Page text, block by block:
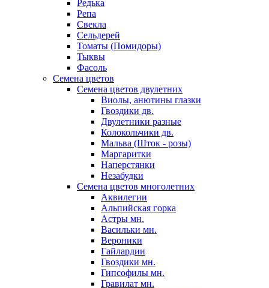
Редька
Репа
Свекла
Сельдерей
Томаты (Помидоры)
Тыквы
Фасоль
Семена цветов
Семена цветов двулетних
Виолы, анютины глазки
Гвоздики дв.
Двулетники разные
Колокольчики дв.
Мальва (Шток - розы)
Маргаритки
Наперстянки
Незабудки
Семена цветов многолетних
Аквилегии
Альпийская горка
Астры мн.
Васильки мн.
Вероники
Гайлардии
Гвоздики мн.
Гипсофилы мн.
Гравилат мн.